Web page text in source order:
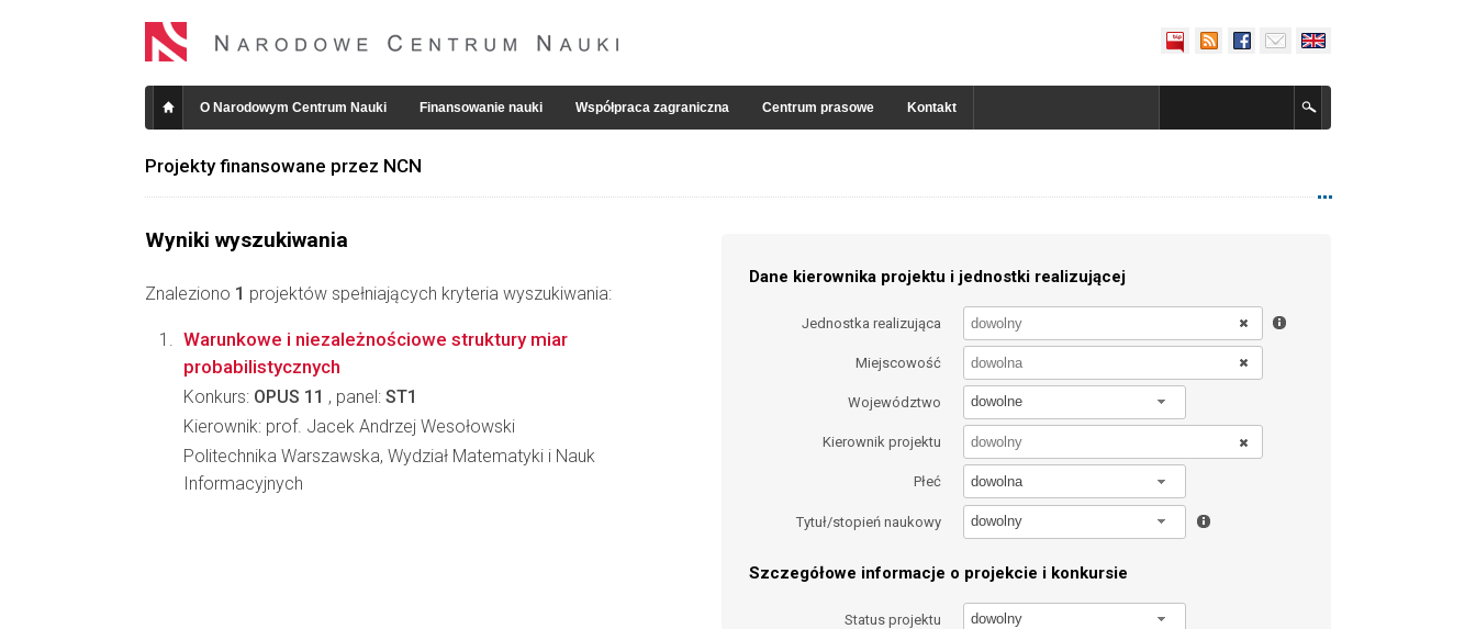
O Narodowym Centrum Nauki Finansowanie nauki Współpraca zagraniczna Centrum prasowe Kontakt
Projekty finansowane przez NCN
Wyniki wyszukiwania
Znaleziono 1 projektów spełniających kryteria wyszukiwania:
Dane kierownika projektu i jednostki realizującej
Jednostka realizująca
Miejscowość
Województwo dowolne
Kierownik projektu
Płeć dowolna
Tytuł/stopień naukowy dowolny
Szczegółowe informacje o projekcie i konkursie
Status projektu dowolny
Warunkowe i niezależnościowe struktury miar
probabilistycznych
Konkurs: OPUS 11 , panel: ST1
Kierownik: prof. Jacek Andrzej Wesołowski
Politechnika Warszawska, Wydział Matematyki i Nauk
Informacyjnych